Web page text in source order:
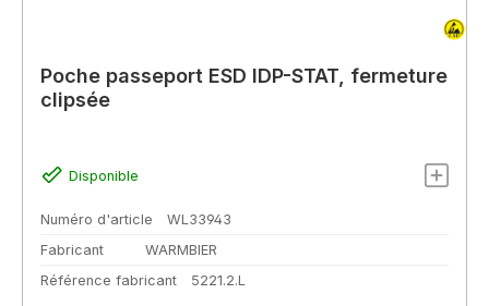
Poche passeport ESD IDP-STAT, fermeture
clipsée
Disponible
Numéro d'article
WL33943
Fabricant
WARMBIER
Référence fabricant
5221.2.L